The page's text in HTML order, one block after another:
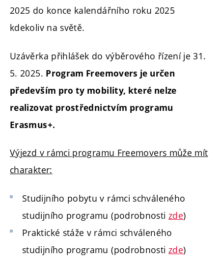
2025 do konce kalendářního roku 2025
kdekoliv na světě.
Uzávěrka přihlášek do výběrového řízení je 31.
5. 2025. Program Freemovers je určen
především pro ty mobility, které nelze
realizovat prostřednictvím programu
Erasmus+.
Výjezd v rámci programu Freemovers může mít
charakter:
Studijního pobytu v rámci schváleného
studijního programu (podrobnosti zde)
Praktické stáže v rámci schváleného
studijního programu (podrobnosti zde)